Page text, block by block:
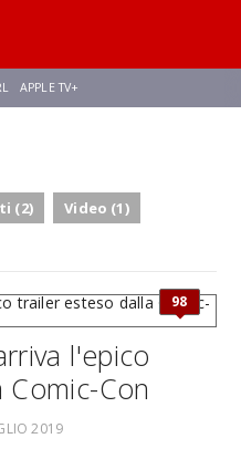
APPLE TV+
(2) Video (1)
98
l'epico
Con
2019